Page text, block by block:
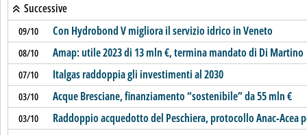
Successive
09/10 Con Hydrobond V migliora il servizio idrico in Veneto
08/10 Amap: utile 2023 di 13 mln €, termina mandato di Di Martino
07/10 Italgas raddoppia gli investimenti al 2030
03/10 Acque Bresciane, finanziamento “sostenibile” da 55 mln €
03/10 Raddoppio acquedotto del Peschiera, protocollo Anac-Acea